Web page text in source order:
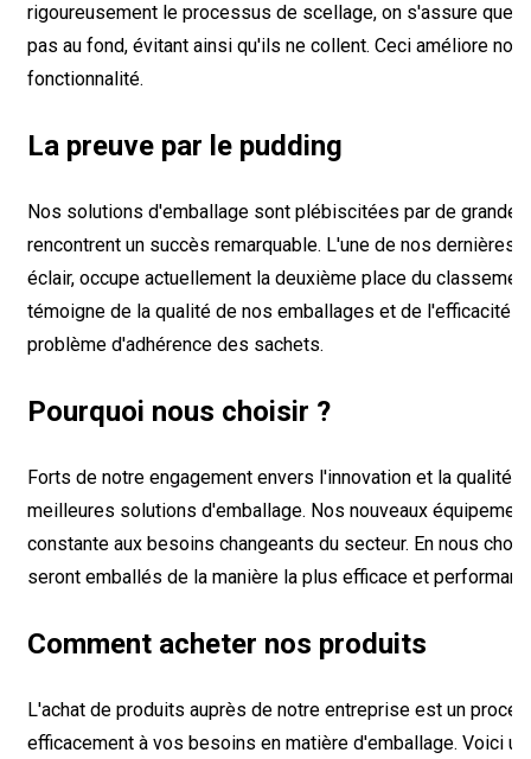
rigoureusement le processus de scellage, on s'assure que
pas au fond, évitant ainsi qu'ils ne collent. Ceci améliore
fonctionnalité.
La preuve par le pudding
Nos solutions d'emballage sont plébiscitées par de
rencontrent un succès remarquable. L'une de nos dernières
éclair, occupe actuellement la deuxième place du
témoigne de la qualité de nos emballages et de l'efficacité
problème d'adhérence des sachets.
Pourquoi nous choisir ?
Forts de notre engagement envers l'innovation et la
meilleures solutions d'emballage. Nos nouveaux
constante aux besoins changeants du secteur. En nous
seront emballés de la manière la plus efficace et
Comment acheter nos produits
L'achat de produits auprès de notre entreprise est un
efficacement à vos besoins en matière d'emballage. Voici